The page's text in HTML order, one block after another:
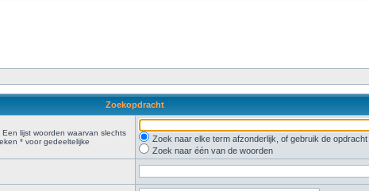
Zoekopdracht
lijst woorden waarvan slechts
* voor gedeeltelijke
Zoek naar elke term afzonderlijk, of gebruik de
Zoek naar één van de woorden